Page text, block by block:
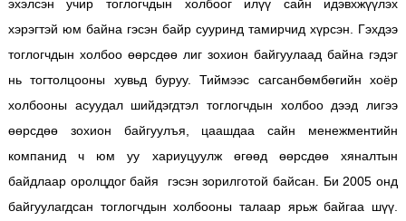
эхэлсэн учир тоглогчдын холбоог илүү сайн идэвхжүүлэх
хэрэгтэй юм байна гэсэн байр сууринд тамирчид хүрсэн. Гэхдээ
тоглогчдын холбоо өөрсдөө лиг зохион байгуулаад байна гэдэг
нь тогтолцооны хувьд буруу. Тиймээс сагсанбөмбөгийн хоёр
холбооны асуудал шийдэгдтэл тоглогчдын холбоо дээд лигээ
өөрсдөө зохион байгуулъя, цаашдаа сайн менежментийн
компанид ч юм уу хариуцуулж өгөөд өөрсдөө хяналтын
байдлаар оролцдог байя гэсэн зорилготой байсан. Би 2005 онд
байгуулагдсан тоглогчдын холбооны талаар ярьж байгаа шүү.